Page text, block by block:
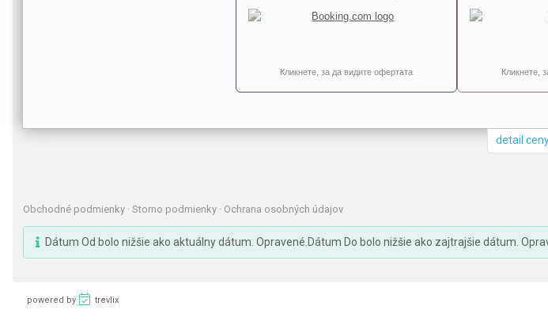
Кликнете, за да видите офертата Кликнете,
detail
Obchodné podmienky ·Storno podmienky · Ochrana osobných údajov
Dátum Od bolo nižšie ako aktuálny dátum. Opravené.Dátum Do bolo nižšie ako zajtrajšie dátum.
powered by trevlix